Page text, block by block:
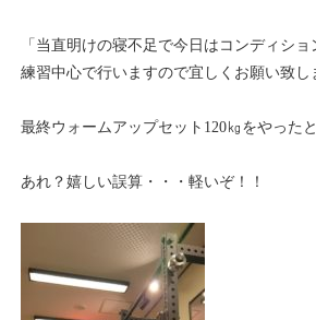
「当直明けの寝不足で今日はコンディシ
練習中心で行いますので宜しくお願い致し
最終ウォームアップセット120㎏をやった
あれ？嬉しい誤算・・・軽いぞ！！